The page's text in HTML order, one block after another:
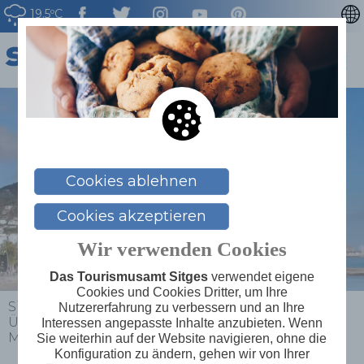
19.5ºC
CATALÀ
ENGLISH
ESPAÑOL
Sitges > Planen Sie Ihre Reise >
Übernachtungsmöglichkeiten > Hotel Subur
Maritim ****
Cookies ablehnen
Cookies akzeptieren
Wir verwenden Cookies
Das Tourismusamt Sitgesverwendet eigene
Cookies und Cookies Dritter, um Ihre
Nutzererfahrung zu verbessern und an Ihre
Interessen angepasste Inhalte anzubieten. Wenn
Sie weiterhin auf der Website navigieren, ohne die
Konfiguration zu ändern, gehen wir von Ihrer